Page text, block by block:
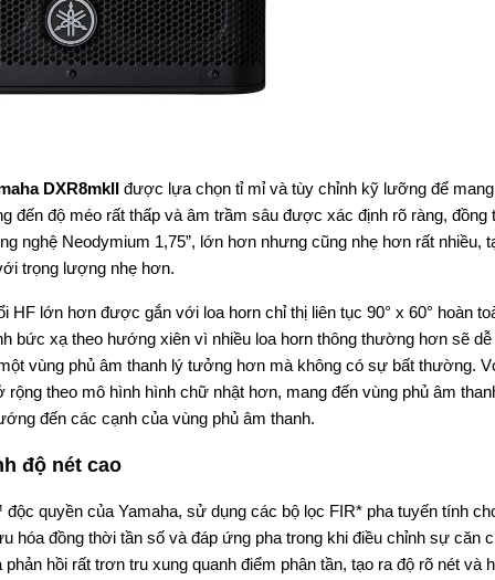
DXR8mkII được lựa chọn tỉ mỉ và tùy chỉnh kỹ lưỡng để mang
đến độ méo rất thấp và âm trầm sâu được xác định rõ ràng, đồng
nghệ Neodymium 1,75”, lớn hơn nhưng cũng nhẹ hơn rất nhiều,
trọng lượng nhẹ hơn.
HF lớn hơn được gắn với loa horn chỉ thị liên tục 90° x 60° hoàn
bức xạ theo hướng xiên vì nhiều loa horn thông thường hơn sẽ
vùng phủ âm thanh lý tưởng hơn mà không có sự bất thường.
theo mô hình hình chữ nhật hơn, mang đến vùng phủ âm
đến các cạnh của vùng phủ âm thanh.
độ nét cao
quyền của Yamaha, sử dụng các bộ lọc FIR* pha tuyến tính
hóa đồng thời tần số và đáp ứng pha trong khi điều chỉnh sự căn
hồi rất trơn tru xung quanh điểm phân tần, tạo ra độ rõ nét và